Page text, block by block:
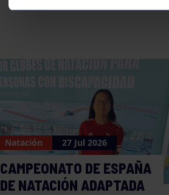
Natación 27 Jul 2026
CAMPEONATO DE ESPAÑA
DE NATACIÓN ADAPTADA